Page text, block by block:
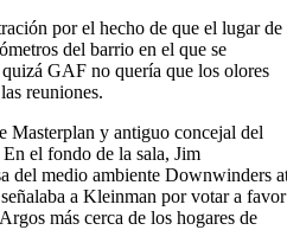
por el hecho de que el lugar de
del barrio en el que se
GAF no quería que los olores
reuniones.
Masterplan y antiguo concejal del
el fondo de la sala, Jim
del medio ambiente Downwinders
a Kleinman por votar a favor
más cerca de los hogares de